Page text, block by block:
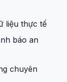
liệu thực tế
báo an
chuyên